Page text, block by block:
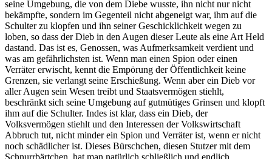
seine Umgebung, die von dem Diebe wusste, ihn nicht nur nicht
bekämpfte, sondern im Gegenteil nicht abgeneigt war, ihm auf die
Schulter zu klopfen und ihn seiner Geschicklichkeit wegen zu
loben, so dass der Dieb in den Augen dieser Leute als eine Art Held
dastand. Das ist es, Genossen, was Aufmerksamkeit verdient und
was am gefährlichsten ist. Wenn man einen Spion oder einen
Verräter erwischt, kennt die Empörung der Öffentlichkeit keine
Grenzen, sie verlangt seine Erschießung. Wenn aber ein Dieb vor
aller Augen sein Wesen treibt und Staatsvermögen stiehlt,
beschränkt sich seine Umgebung auf gutmütiges Grinsen und klopft
ihm auf die Schulter. Indes ist klar, dass ein Dieb, der
Volksvermögen stiehlt und den Interessen der Volkswirtschaft
Abbruch tut, nicht minder ein Spion und Verräter ist, wenn er nicht
noch schädlicher ist. Dieses Bürschchen, diesen Stutzer mit dem
Schnurrbärtchen, hat man natürlich schließlich und endlich